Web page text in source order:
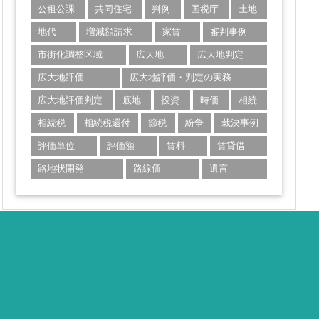
公租公課 共同住宅 判例 国税庁 土地
地代 増減額請求 家賃 審判事例
市街化調整区域 広大地 広大地判定
広大地評価 広大地評価・判定の実務
広大地評価判定 底地 投資 時価 相続
相続税 相続税還付 節税 紛争 裁決事例
評価単位 評価額 賃料 賃貸借
路地状開発 路線価 遺言